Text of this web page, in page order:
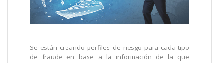
Se están creando perfiles de riesgo para cada tipo
de fraude en base a la información de la que